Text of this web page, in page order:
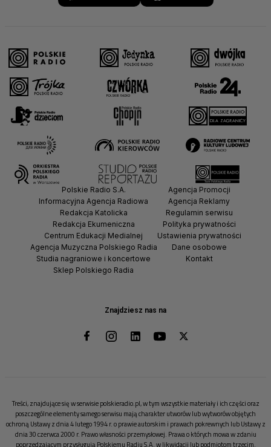
Znajdziesz nas na
Polskie Radio S.A.
Informacyjna Agencja Radiowa
Redakcja Katolicka
Redakcja Ekumeniczna
Centrum Edukacji Medialnej
Agencja Muzyczna Polskiego Radia
Studia nagraniowe i koncertowe
Sklep Polskiego Radia
Agencja Promocji
Agencja Reklamy
Regulamin serwisu
Polityka prywatności
Ustawienia prywatności
Dane osobowe
Kontakt
Treści, znajdujące się w serwisie polskieradio.pl, w tym wszystkie materiały i ich części oraz
poszczególne elementy samego serwisu mają charakter utworów lub wytworów objętych
ochroną Ustawy z dnia 4 lutego 1994 r. o prawie autorskim i prawach pokrewnych lub Ustawy z
dnia 30 czerwca 2000 r. Prawo własności przemysłowej. Prawa o których mowa w zdaniu
poprzedzającym przysługują Polskiemu Radiu S.A. w likwidacji lub podmiotom trzecim.